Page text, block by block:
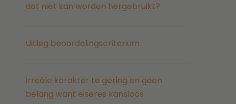
dat niet kan worden hergebruikt?
Uitleg beoordelingscriterium
Irreële karakter te gering en geen
belang want eiseres kansloos